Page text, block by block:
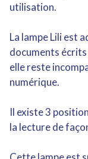
utilisation.
La lampe Lili est
documents
elle reste
numérique.
Il existe 3
la lecture de